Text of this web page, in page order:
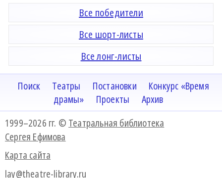
Все победители
Все шорт-листы
Все лонг-листы
Поиск Театры Постановки
Конкурс «Время
драмы»
Проекты
Архив
1999–2026 гг. © Театральная библиотека
Сергея Ефимова
Карта сайта
lay@theatre-library.ru